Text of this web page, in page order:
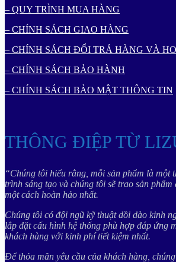
– QUY TRÌNH MUA HÀNG
– CHÍNH SÁCH GIAO HÀNG
– CHÍNH SÁCH ĐỔI TRẢ HÀNG VÀ
– CHÍNH SÁCH BẢO HÀNH
– CHÍNH SÁCH BẢO MẬT THÔNG TIN
THÔNG ĐIỆP TỪ
“Chúng tôi hiểu rằng, mỗi sản phẩm là một
trình sáng tạo và chúng tôi sẽ trao sản
một cách hoàn hảo nhất.
Chúng tôi có đội ngũ kỹ thuật dồi dào kinh
lắp đặt cấu hình hệ thống phù hợp đáp ứng
khách hàng với kinh phí tiết kiệm nhất.
Để thỏa mãn yêu cầu của khách hàng,